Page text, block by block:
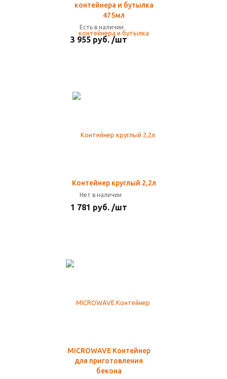
контейнера и бутылка
475мл
Есть в наличии
3 955 руб. /шт
Контейнер круглый 2,2л
Нет в наличии
1 781 руб. /шт
MICROWAVE Контейнер
для приготовления
бекона